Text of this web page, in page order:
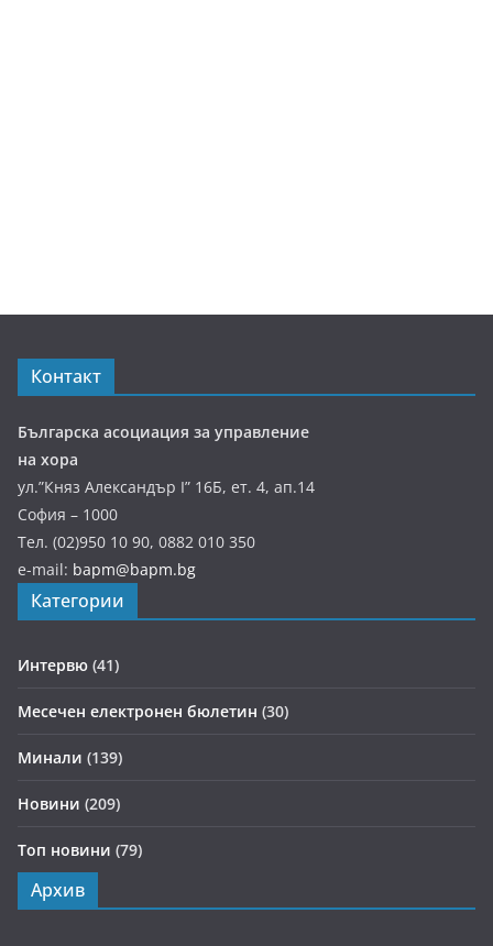
Контакт
Българска асоциация за управление
на хора
ул.”Княз Александър І” 16Б, ет. 4, ап.14
София – 1000
Тел. (02)950 10 90, 0882 010 350
e-mail: bapm@bapm.bg
Категории
Интервю (41)
Месечен електронен бюлетин (30)
Минали (139)
Новини (209)
Топ новини (79)
Архив